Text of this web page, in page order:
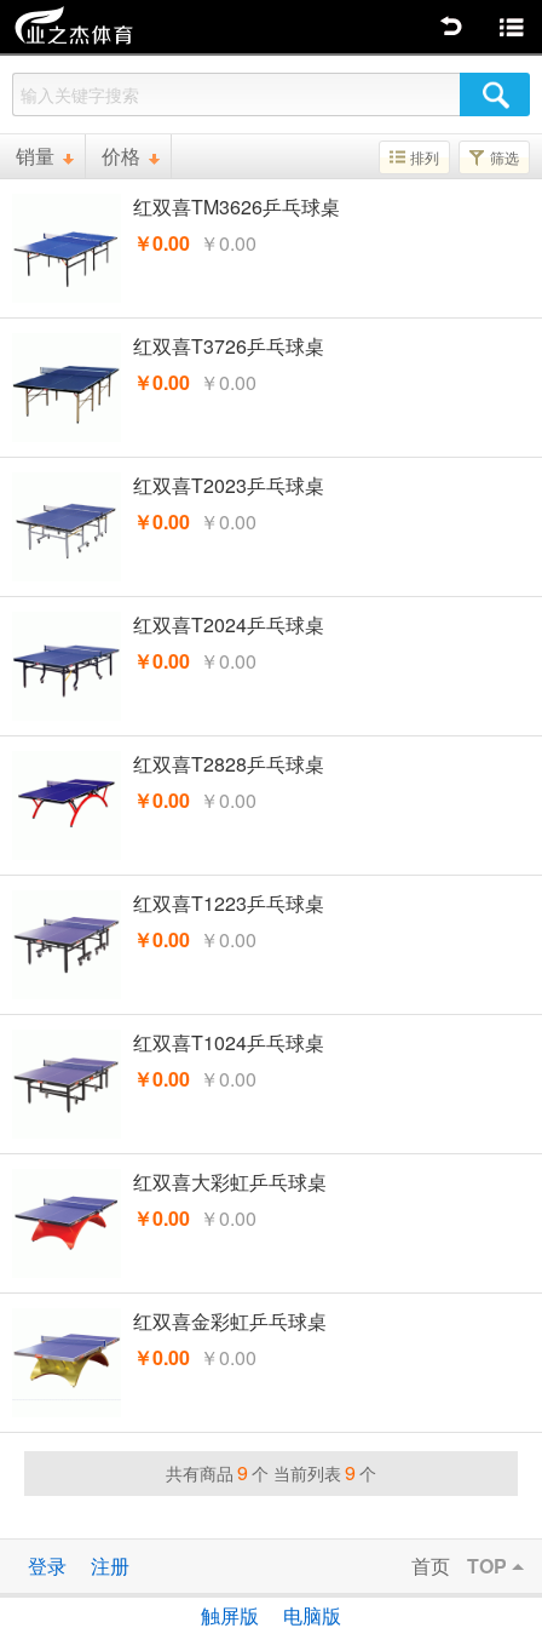
销量 价格 排列 筛选
红双喜TM3626乒乓球桌
￥0.00 ￥0.00
红双喜T3726乒乓球桌
￥0.00 ￥0.00
红双喜T2023乒乓球桌
￥0.00 ￥0.00
红双喜T2024乒乓球桌
￥0.00 ￥0.00
红双喜T2828乒乓球桌
￥0.00 ￥0.00
红双喜T1223乒乓球桌
￥0.00 ￥0.00
红双喜T1024乒乓球桌
￥0.00 ￥0.00
红双喜大彩虹乒乓球桌
￥0.00 ￥0.00
红双喜金彩虹乒乓球桌
￥0.00 ￥0.00
共有商品 9 个 当前列表 9 个
登录 注册 首页
TOP
触屏版
电脑版